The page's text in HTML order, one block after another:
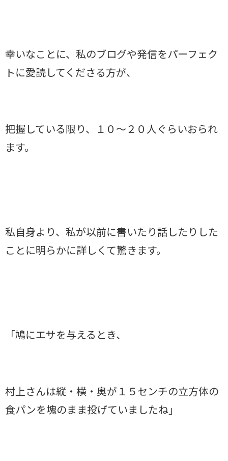
幸いなことに、私のブログや発信をパーフェク
トに愛読してくださる方が、
把握している限り、１０～２０人ぐらいおられ
ます。
私自身より、私が以前に書いたり話したりした
ことに明らかに詳しくて驚きます。
「鳩にエサを与えるとき、
村上さんは縦・横・奥が１５センチの立方体の
食パンを塊のまま投げていましたね」